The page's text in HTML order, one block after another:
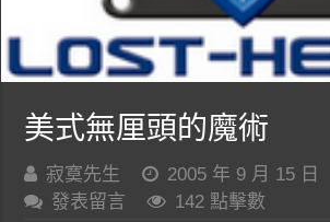
美式無厘頭的魔術
寂寞先生 2005 年 9 月 15 日
發表留言
142 點擊數